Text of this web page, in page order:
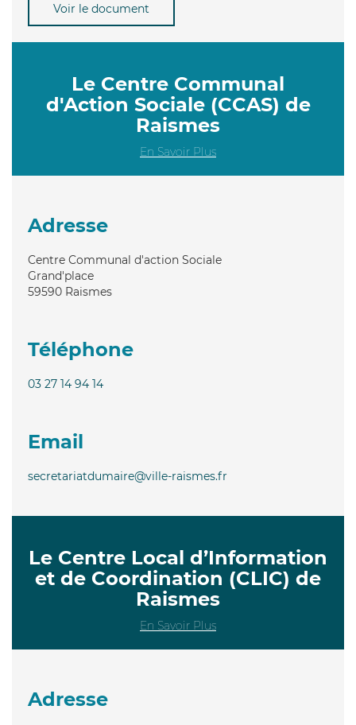
Voir le document
Le Centre Communal
d'Action Sociale (CCAS) de
Raismes
En Savoir Plus
Adresse
Centre Communal d'action Sociale
Grand'place
59590 Raismes
Téléphone
03 27 14 94 14
Email
secretariatdumaire@ville-raismes.fr
Le Centre Local d’Information
et de Coordination (CLIC) de
Raismes
En Savoir Plus
Adresse